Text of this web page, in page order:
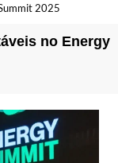
2025
no Energy